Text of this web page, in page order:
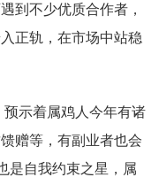
到不少优质合作者，
正轨，在市场中站稳
示着属鸡人今年有诸
赠等，有副业者也会
是自我约束之星，属